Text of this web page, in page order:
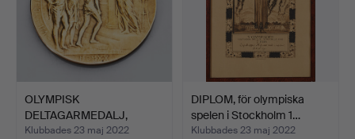
OLYMPISK
DELTAGARMEDALJ,
Antwerpen 1920, b…
Klubbades 23 maj 2022
DIPLOM, för olympiska
spelen i Stockholm 1…
Klubbades 23 maj 2022